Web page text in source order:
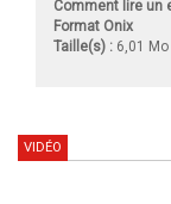
Comment lire un
Format Onix
Taille(s) : 6,01 Mo
VIDÉO